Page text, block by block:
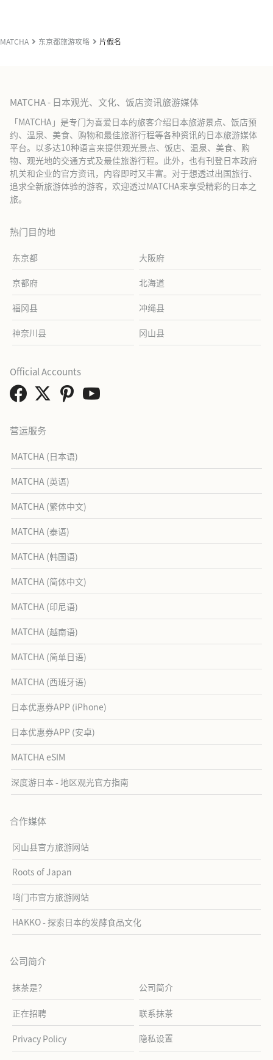
MATCHA 东京都旅游攻略 片假名
MATCHA - 日本观光、文化、饭店资讯旅游媒体
「MATCHA」是专门为喜爱日本的旅客介绍日本旅游景点、饭店预
约、温泉、美食、购物和最佳旅游行程等各种资讯的日本旅游媒体
平台。以多达10种语言来提供观光景点、饭店、温泉、美食、购
物、观光地的交通方式及最佳旅游行程。此外，也有刊登日本政府
机关和企业的官方资讯，内容即时又丰富。对于想透过出国旅行、
追求全新旅游体验的游客，欢迎透过MATCHA来享受精彩的日本之
旅。
热门目的地
东京都 大阪府
京都府 北海道
福冈县 冲绳县
神奈川县 冈山县
营运服务
MATCHA (日本语)
MATCHA (英语)
MATCHA (繁体中文)
MATCHA (泰语)
MATCHA (韩国语)
MATCHA (简体中文)
MATCHA (印尼语)
MATCHA (越南语)
MATCHA (简单日语)
MATCHA (西班牙语)
日本优惠券APP (iPhone)
日本优惠券APP (安卓)
MATCHA eSIM
深度游日本 - 地区观光官方指南
合作媒体
冈山县官方旅游网站
Roots of Japan
鸣门市官方旅游网站
HAKKO - 探索日本的发酵食品文化
公司简介
抹茶是？ 公司简介
正在招聘 联系抹茶
Privacy Policy 隐私设置
Official Accounts